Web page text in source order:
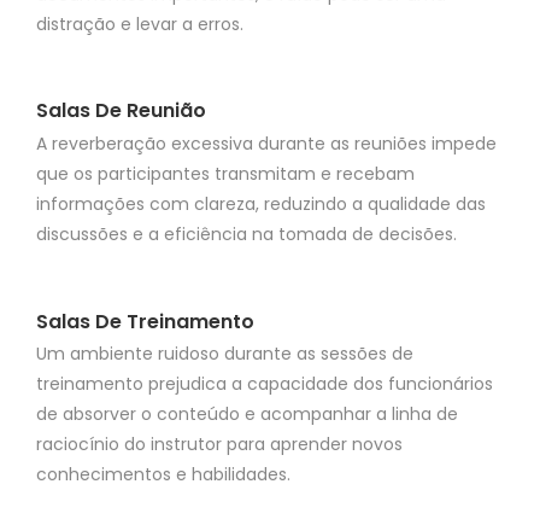
distração e levar a erros.
Salas De Reunião
A reverberação excessiva durante as reuniões impede
que os participantes transmitam e recebam
informações com clareza, reduzindo a qualidade das
discussões e a eficiência na tomada de decisões.
Salas De Treinamento
Um ambiente ruidoso durante as sessões de
treinamento prejudica a capacidade dos funcionários
de absorver o conteúdo e acompanhar a linha de
raciocínio do instrutor para aprender novos
conhecimentos e habilidades.